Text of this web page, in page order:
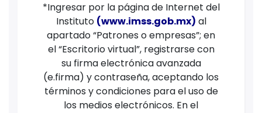
*Ingresar por la página de Internet del
Instituto (www.imss.gob.mx) al
apartado “Patrones o empresas”; en
el “Escritorio virtual”, registrarse con
su firma electrónica avanzada
(e.firma) y contraseña, aceptando los
términos y condiciones para el uso de
los medios electrónicos. En el